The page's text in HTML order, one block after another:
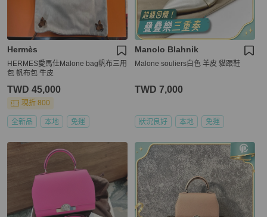
Hermès
HERMES愛馬仕Malone bag帆布三用
包 帆布包 牛皮
TWD 45,000
現折 800
全新品 本地 免運
Manolo Blahnik
Malone souliers白色 羊皮 貓跟鞋
TWD 7,000
狀況良好 本地 免運